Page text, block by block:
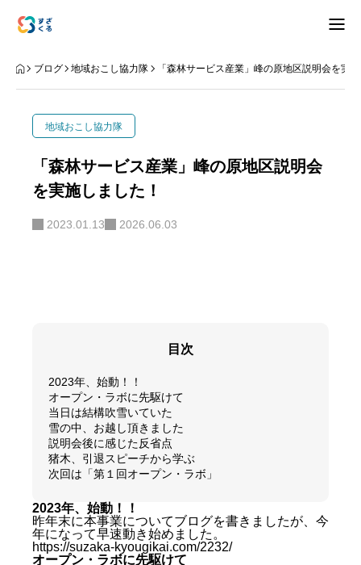
アバウト
ナリワイ
インタビュー
ブログ 地域おこし協力隊 「森林サービス産業」峰の原地区説明会を実
地域おこし協力隊
「森林サービス産業」峰の原地区説明会
を実施しました！
2023.01.13 2026.06.03
目次
2023年、始動！！
オープン・ラボに先駆けて
当日は結構吹雪いていた
雪の中、お越し頂きました
説明会後に感じた反省点
猪木、引退スピーチから学ぶ
次回は「第１回オープン・ラボ」
2023年、始動！！
昨年末に本事業についてブログを書きましたが、今
年になって早速動き始めました。
https://suzaka-kyougikai.com/2232/
オープン・ラボに先駆けて